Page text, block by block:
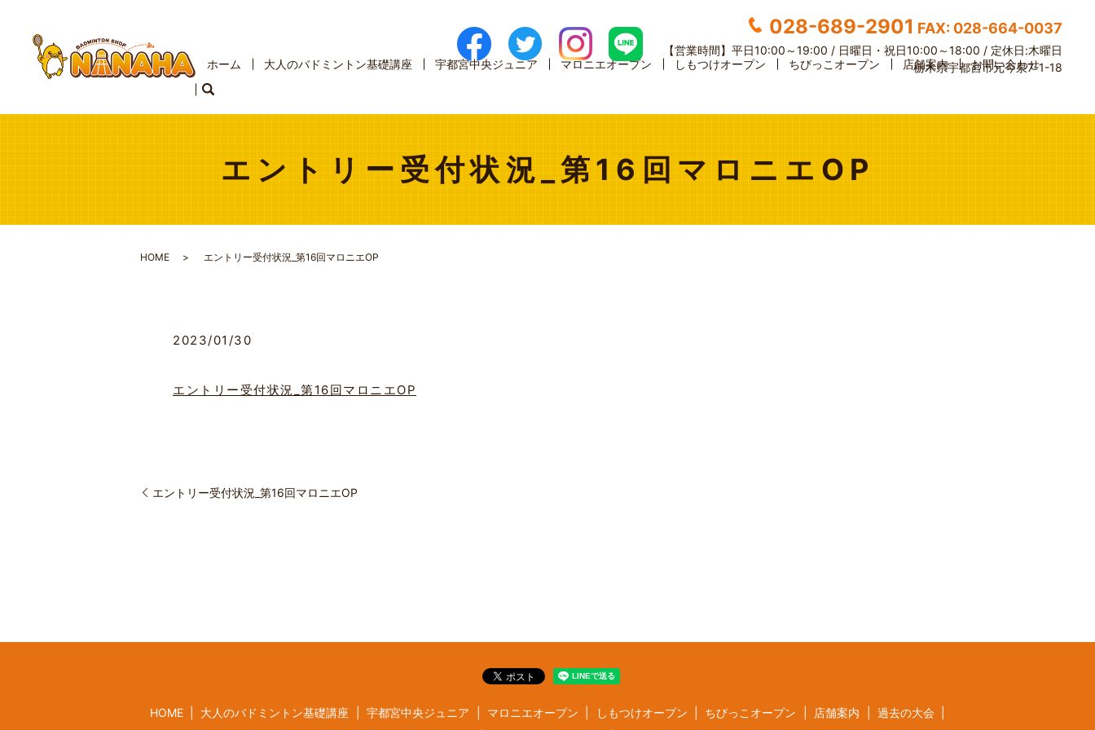
028-689-2901 FAX: 028-664-0037
【営業時間】 平日10:00～19:00 / 日曜日・祝日10:00～18:00 / 定休日:木曜日
栃木県宇都宮市元今泉7-1-18
ホーム 大人のバドミントン基礎講座 宇都宮中央ジュニア マロニエオープン しもつけオープン ちびっこオープン 店舗案内 お問い合わせ
エントリー受付状況_第16回マロニエOP
HOME エントリー受付状況_第16回マロニエOP
2023/01/30
エントリー受付状況_第16回マロニエOP
エントリー受付状況_第16回マロニエOP
HOME 大人のバドミントン基礎講座 宇都宮中央ジュニア マロニエオープン しもつけオープン ちびっこオープン 店舗案内
過去の大会